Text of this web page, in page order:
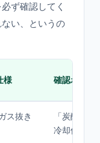
ず確認してく
い、というの
様 確認ポイン
ス抜き
「炭酸対
冷却保持の